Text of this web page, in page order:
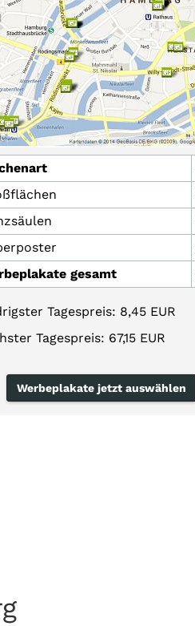
gesamt
Tagespreis: 8,45 EUR
Tagespreis: 67,15 EUR
Werbeplakate jetzt auswählen